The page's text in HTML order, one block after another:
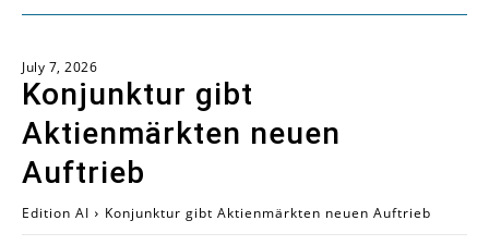
July 7, 2026
Konjunktur gibt
Aktienmärkten neuen
Auftrieb
Edition AI Konjunktur gibt Aktienmärkten neuen Auftrieb